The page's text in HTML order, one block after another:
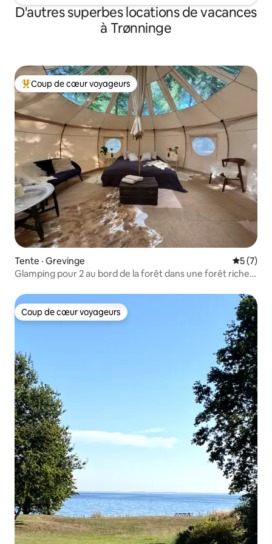
D'autres superbes locations de vacances
à Trønninge
Coup de cœur voyageurs parmi les plus aimés
Coup de cœur voyageurs
Tente · Grevinge Note
5 (7)
Glamping pour 2 au bord de la forêt dans une forêt riche
Coup de cœur voyageurs
Coup de cœur voyageurs